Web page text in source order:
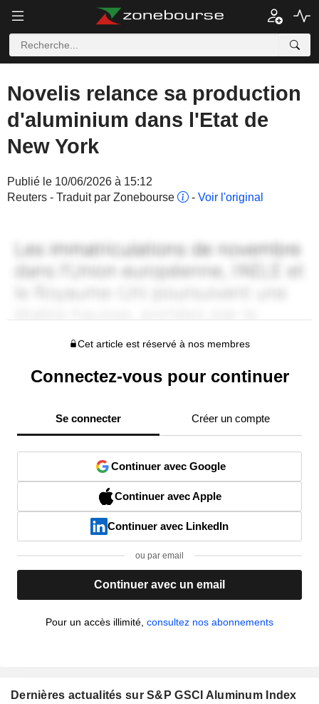
Novelis relance sa production
d'aluminium dans l'Etat de
New York
Publié le 10/06/2026 à 15:12
Reuters - Traduit par Zonebourse
- Voir l'original
Cet article est réservé à nos membres
Connectez-vous pour continuer
Se connecter Créer un compte
Continuer avec Google
Continuer avec Apple
Continuer avec LinkedIn
ou par email
Continuer avec un email
Pour un accès illimité, consultez nos abonnements
Dernières actualités sur S&P GSCI Aluminum Index